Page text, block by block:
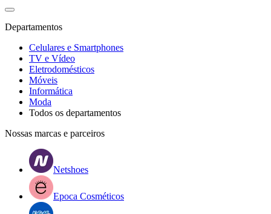
Departamentos
Celulares e Smartphones
TV e Vídeo
Eletrodomésticos
Móveis
Informática
Moda
Todos os departamentos
Nossas marcas e parceiros
Netshoes
Epoca Cosméticos